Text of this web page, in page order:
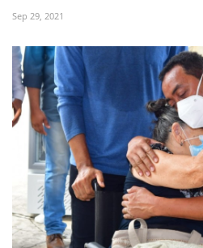
Sep 29, 2021